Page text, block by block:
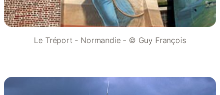
Le Tréport - Normandie - © Guy François